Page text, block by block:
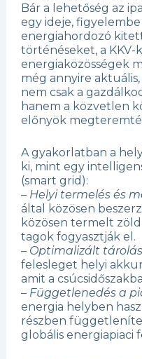
Bár a lehetőség az
egy ideje,
energiahordozó
történéseket, a KKV-
energiaközösségek
még annyire
nem csak a
hanem a közvetlen
előnyök
A gyakorlatban a
ki, mint egy
(smart grid):
– Helyi termelés és
által közösen
közösen termelt
tagok fogyasztják el.
– Optimalizált
felesleget helyi
amit a
– Függetlenedés a
energia helyben
részben
globális energiapiaci